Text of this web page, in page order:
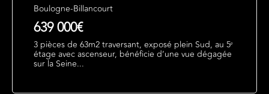
Boulogne-Billancourt
639 000€
3 pièces de 63m2 traversant, exposé plein Sud, au 5ᵉ
étage avec ascenseur, bénéficie d’une vue dégagée
sur la Seine...